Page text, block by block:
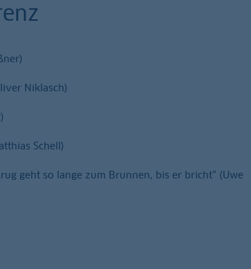
Niklasch)
Schell)
geht so lange zum Brunnen, bis er bricht“ (Uwe